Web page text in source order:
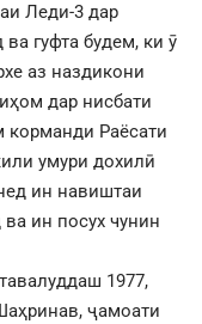
Леди-3 дар
гуфта будем, ки ӯ
аз наздикони
дар нисбати
корманди Раёсати
умури дохилӣ
ин навиштаи
ин посух чунин
1977,
ҷамоати